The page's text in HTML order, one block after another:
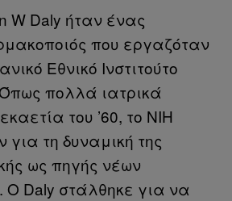
W Daly ήταν ένας
που εργαζόταν
Εθνικό Ινστιτούτο
πολλά ιατρικά
του ’60, το ΝΙΗ
τη δυναμική της
ως πηγής νέων
Daly στάλθηκε για να